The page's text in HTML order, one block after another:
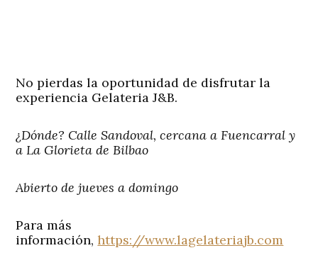
No pierdas la oportunidad de disfrutar la
experiencia Gelateria J&B.
¿Dónde? Calle Sandoval, cercana a Fuencarral y
a La Glorieta de Bilbao
Abierto de jueves a domingo
Para más
información,https://www.lagelateriajb.com